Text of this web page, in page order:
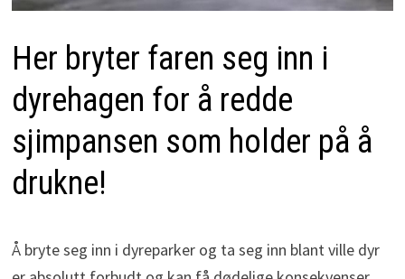
Her bryter faren seg inn i
dyrehagen for å redde
sjimpansen som holder på å
drukne!
Å bryte seg inn i dyreparker og ta seg inn blant ville dyr